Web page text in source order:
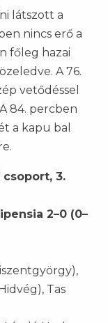
látszott a
nincs erő a
főleg hazai
A 76.
vetődéssel
84. percben
a kapu bal
3.
2–0 (0–
Tas